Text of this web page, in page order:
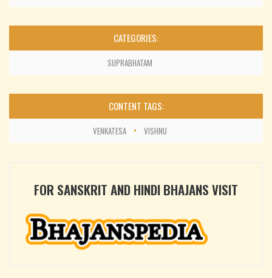
CATEGORIES:
SUPRABHATAM
CONTENT TAGS:
VENKATESA VISHNU
FOR SANSKRIT AND HINDI BHAJANS VISIT